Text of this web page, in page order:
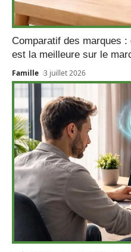
Comparatif des marques
est la meilleure sur le
Famille 3 juillet 2026